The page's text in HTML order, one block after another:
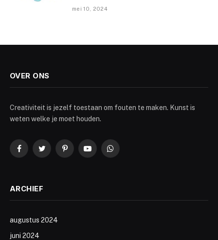
mei 10, 2024
OVER ONS
Creativiteit is jezelf toestaan om fouten te maken. Kunst is
weten welke je moet houden.
FacebookTwitterPinterestYouTubeWhatsApp
ARCHIEF
augustus 2024
juni 2024